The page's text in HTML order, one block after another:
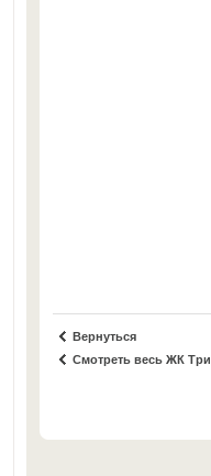
Вернуться
Смотреть весь ЖК